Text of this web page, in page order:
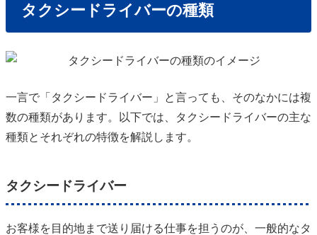
タクシードライバーの種類
一言で「タクシードライバー」と言っても、そのなかには複
数の種類があります。以下では、タクシードライバーの主な
種類とそれぞれの特徴を解説します。
タクシードライバー
お客様を目的地まで送り届ける仕事を担うのが、一般的なタ